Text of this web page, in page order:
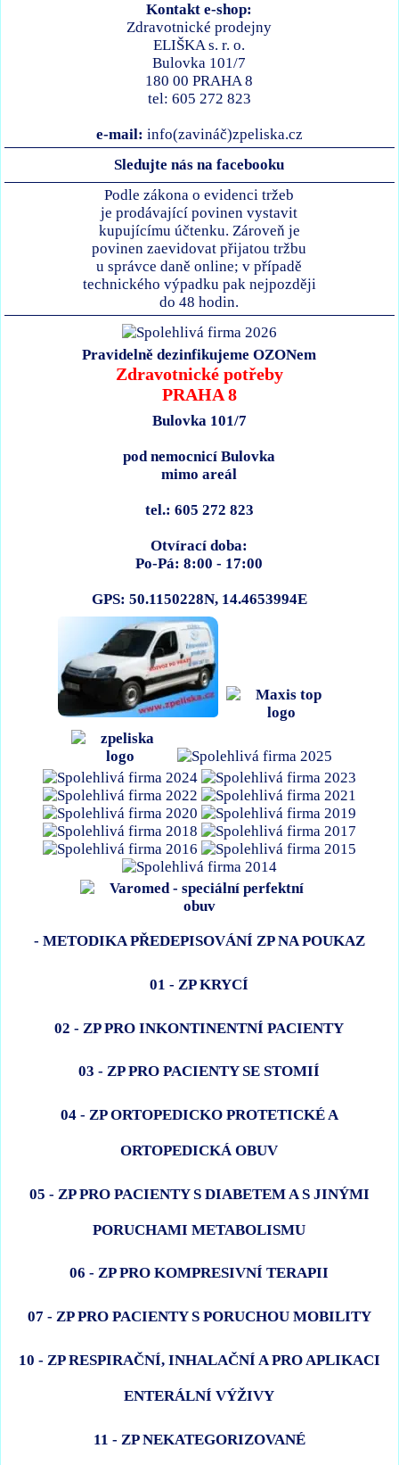
Kontakt e-shop:
Zdravotnické prodejny
ELIŠKA s. r. o.
Bulovka 101/7
180 00 PRAHA 8
tel: 605 272 823
e-mail: info(zavináč)zpeliska.cz
Sledujte nás na facebooku
Podle zákona o evidenci tržeb
je prodávající povinen vystavit
kupujícímu účtenku. Zároveň je
povinen zaevidovat přijatou tržbu
u správce daně online; v případě
technického výpadku pak nejpozději
do 48 hodin.
Pravidelně dezinfikujeme OZONem
Zdravotnické potřeby
PRAHA 8
Bulovka 101/7
pod nemocnicí Bulovka
mimo areál
tel.: 605 272 823
Otvírací doba:
Po-Pá: 8:00 - 17:00
GPS: 50.1150228N, 14.4653994E
- METODIKA PŘEDEPISOVÁNÍ ZP NA POUKAZ
01 - ZP KRYCÍ
02 - ZP PRO INKONTINENTNÍ PACIENTY
03 - ZP PRO PACIENTY SE STOMIÍ
04 - ZP ORTOPEDICKO PROTETICKÉ A
ORTOPEDICKÁ OBUV
05 - ZP PRO PACIENTY S DIABETEM A S JINÝMI
PORUCHAMI METABOLISMU
06 - ZP PRO KOMPRESIVNÍ TERAPII
07 - ZP PRO PACIENTY S PORUCHOU MOBILITY
10 - ZP RESPIRAČNÍ, INHALAČNÍ A PRO APLIKACI
ENTERÁLNÍ VÝŽIVY
11 - ZP NEKATEGORIZOVANÉ